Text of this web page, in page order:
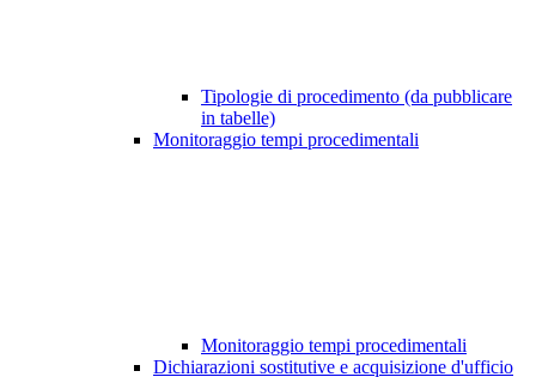
Tipologie di procedimento (da pubblicare
in tabelle)
Monitoraggio tempi procedimentali
Monitoraggio tempi procedimentali
Dichiarazioni sostitutive e acquisizione d'ufficio